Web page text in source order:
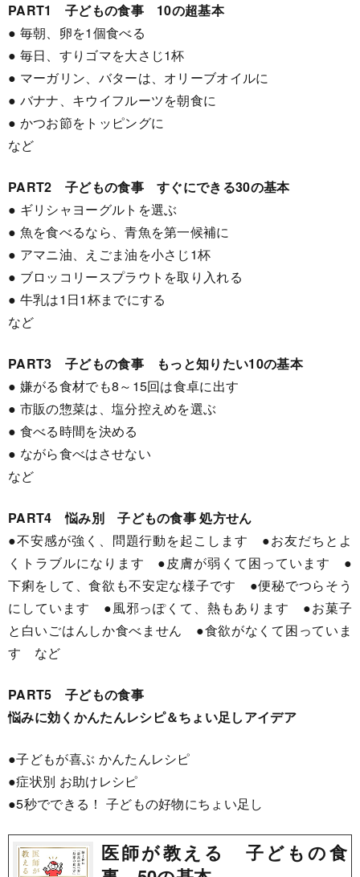
PART1 子どもの食事 10の超基本
● 毎朝、卵を1個食べる
● 毎日、すりゴマを大さじ1杯
● マーガリン、バターは、オリーブオイルに
● バナナ、キウイフルーツを朝食に
● かつお節をトッピングに
など
PART2 子どもの食事 すぐにできる30の基本
● ギリシャヨーグルトを選ぶ
● 魚を食べるなら、青魚を第一候補に
● アマニ油、えごま油を小さじ1杯
● ブロッコリースプラウトを取り入れる
● 牛乳は1日1杯までにする
など
PART3 子どもの食事 もっと知りたい10の基本
● 嫌がる食材でも8～15回は食卓に出す
● 市販の惣菜は、塩分控えめを選ぶ
● 食べる時間を決める
● ながら食べはさせない
など
PART4 悩み別 子どもの食事 処方せん
●不安感が強く、問題行動を起こします ●お友だちとよ
くトラブルになります ●皮膚が弱くて困っています ●
下痢をして、食欲も不安定な様子です ●便秘でつらそう
にしています ●風邪っぽくて、熱もあります ●お菓子
と白いごはんしか食べません ●食欲がなくて困っていま
す など
PART5 子どもの食事
悩みに効くかんたんレシピ＆ちょい足しアイデア
●子どもが喜ぶ かんたんレシピ
●症状別 お助けレシピ
●5秒でできる！ 子どもの好物にちょい足し
医師が教える 子どもの食